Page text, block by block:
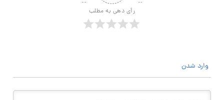
رأی دهی به مطلب
وارد شدن